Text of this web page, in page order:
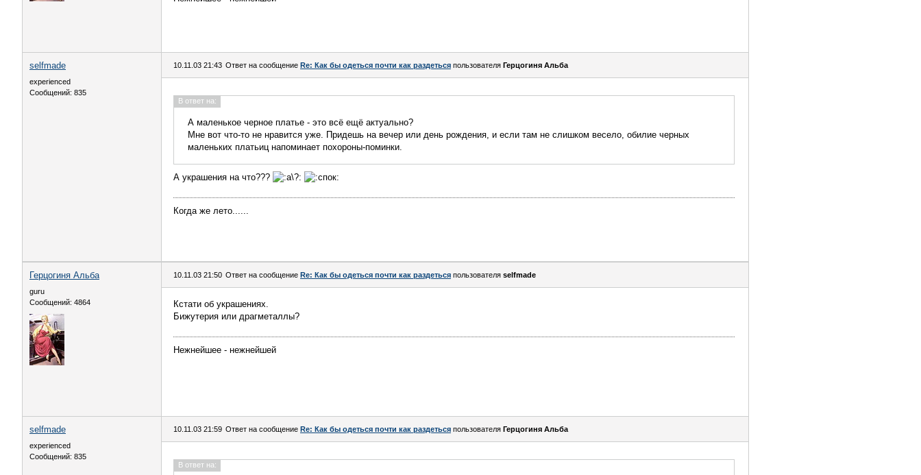
selfmade
experienced
Сообщений: 835
10.11.03 21:43 Ответ на сообщение Re: Как бы одеться почти как раздеться пользователя Герцогиня Альба
В ответ на:
А маленькое черное платье - это всё ещё актуально?
Мне вот что-то не нравится уже. Придешь на вечер или день рождения, и если там не слишком весело, обилие черных
маленьких платьиц напоминает похороны-поминки.
А украшения на что???
Когда же лето......
Герцогиня Альба
guru
Сообщений: 4864
10.11.03 21:50 Ответ на сообщение Re: Как бы одеться почти как раздеться пользователя selfmade
Кстати об украшениях.
Бижутерия или драгметаллы?
Нежнейшее - нежнейшей
selfmade
experienced
Сообщений: 835
10.11.03 21:59 Ответ на сообщение Re: Как бы одеться почти как раздеться пользователя Герцогиня Альба
В ответ на: